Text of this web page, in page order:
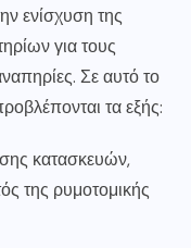
ενίσχυση της
για τους
Σε αυτό το
τα εξής:
κατασκευών,
της ρυμοτομικής